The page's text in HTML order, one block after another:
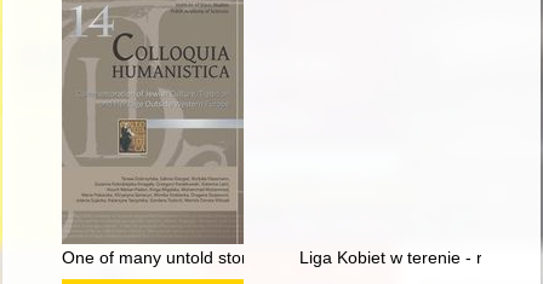
One of many untold stories of Jewish life in Polish lands
Liga Kobiet w terenie -